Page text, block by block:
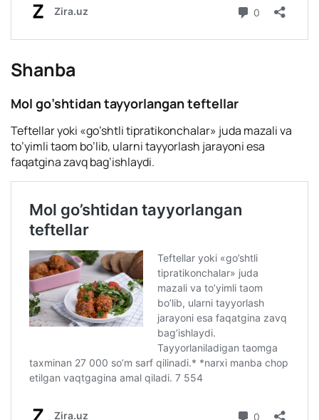
Shanba
Mol go’shtidan tayyorlangan teftellar
Teftellar yoki «go’shtli tipratikonchalar» juda mazali va
to’yimli taom bo’lib, ularni tayyorlash jarayoni esa
faqatgina zavq bag’ishlaydi.